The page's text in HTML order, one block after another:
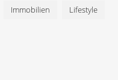
Immobilien Lifestyle